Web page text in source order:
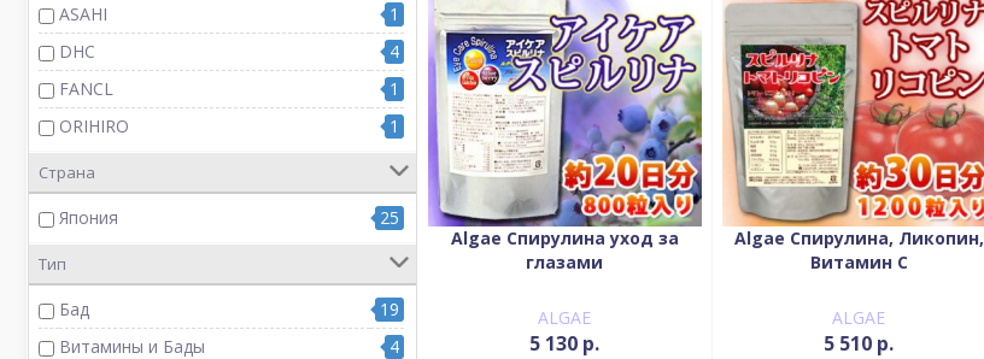
ASAHI
1
DHC
4
FANCL
1
ORIHIRO
1
Страна
Япония 25
Тип
Бад
19
Витамины и Бады
4
Algae Спирулина уход за
глазами
ALGAE
5 130 р.
Algae Спирулина, Ликопин,
Витамин С
ALGAE
5 510 р.